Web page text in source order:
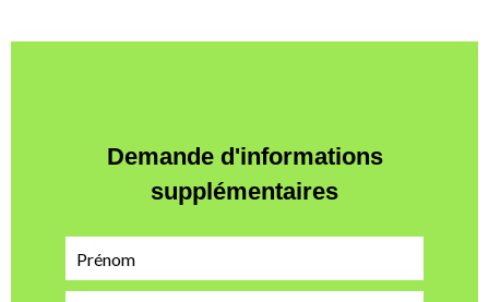
Demande d'informations
supplémentaires